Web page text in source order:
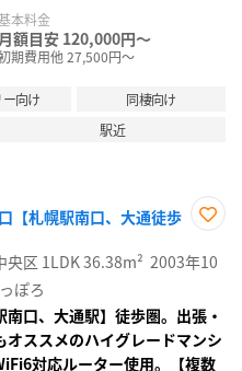
本料金
月額目安 120,000円～
期費用他 27,500円～
向け
同棲向け
駅近
【札幌駅南口、大通徒歩
に入
り登
央区 1LDK36.38m² 2003年10
ぽろ
南口、大通駅】徒歩圏。出張・
オススメのハイグレードマンシ
対応ルーター使用。【複数